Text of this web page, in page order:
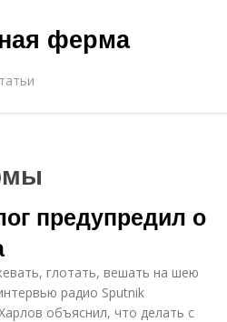
ферма
предупредил о
глотать, вешать на шею
радио Sputnik
объяснил, что делать с